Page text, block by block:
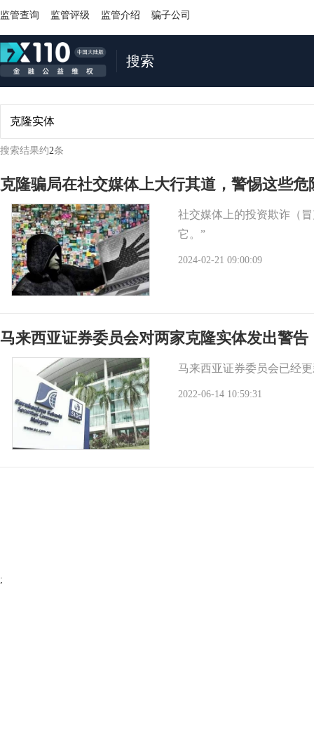
监管查询 监管评级 监管介绍 骗子公司
搜索
搜索结果约2条
克隆骗局在社交媒体上大行其道，警惕这些危
社交媒体上的投资欺诈（
它。”
2024-02-21 09:00:09
马来西亚证券委员会对两家克隆实体发出警告
马来西亚证券委员会已经
2022-06-14 10:59:31
;